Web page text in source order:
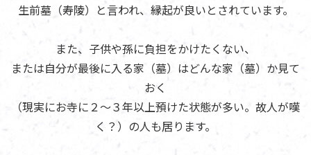
生前墓（寿陵）と言われ、縁起が良いとされています。
また、子供や孫に負担をかけたくない、
または自分が最後に入る家（墓）はどんな家（墓）か見て
おく
（現実にお寺に２～３年以上預けた状態が多い。故人が嘆
く？）の人も居ります。